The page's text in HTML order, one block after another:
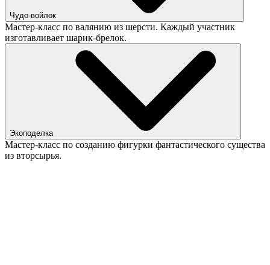
Чудо-войлок
Мастер-класс по валянию из шерсти. Каждый участник
изготавливает шарик-брелок.
Экоподелка
Мастер-класс по созданию фигурки фантастического существа
из вторсырья.